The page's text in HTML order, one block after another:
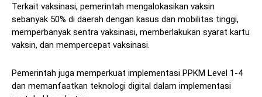
Terkait vaksinasi, pemerintah mengalokasikan vaksin
sebanyak 50% di daerah dengan kasus dan mobilitas tinggi,
memperbanyak sentra vaksinasi, memberlakukan syarat kartu
vaksin, dan mempercepat vaksinasi.
Pemerintah juga memperkuat implementasi PPKM Level 1-4
dan memanfaatkan teknologi digital dalam implementasi